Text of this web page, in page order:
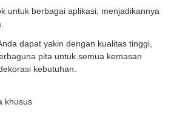
untuk berbagai aplikasi, menjadikannya
dapat yakin dengan kualitas tinggi,
pita untuk semua kemasan
kebutuhan.
khusus